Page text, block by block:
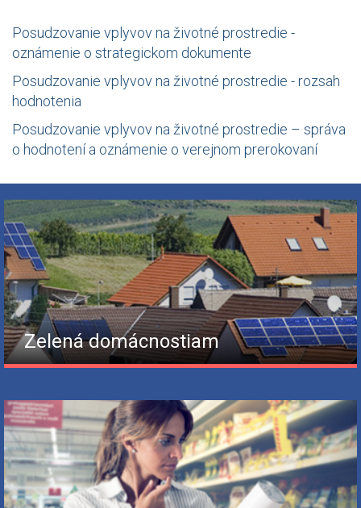
Posudzovanie vplyvov na životné prostredie -
oznámenie o strategickom dokumente
Posudzovanie vplyvov na životné prostredie - rozsah
hodnotenia
Posudzovanie vplyvov na životné prostredie – správa
o hodnotení a oznámenie o verejnom prerokovaní
Zelená domácnostiam